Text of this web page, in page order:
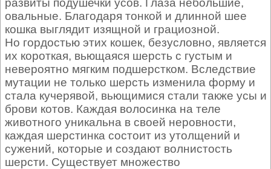
развиты подушечки усов. Глаза небольшие,
овальные. Благодаря тонкой и длинной шее
кошка выглядит изящной и грациозной.
Но гордостью этих кошек, безусловно, является
их короткая, вьющаяся шерсть с густым и
невероятно мягким подшерстком. Вследствие
мутации не только шерсть изменила форму и
стала кучерявой, вьющимися стали также усы и
брови котов. Каждая волосинка на теле
животного уникальна в своей неровности,
каждая шерстинка состоит из утолщений и
сужений, которые и создают волнистость
шерсти. Существует множество